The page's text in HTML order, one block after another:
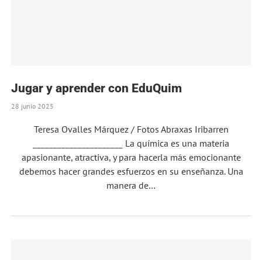
Jugar y aprender con EduQuim
28 junio 2025
Teresa Ovalles Márquez / Fotos Abraxas Iribarren
______________________ La química es una materia
apasionante, atractiva, y para hacerla más emocionante
debemos hacer grandes esfuerzos en su enseñanza. Una
manera de…